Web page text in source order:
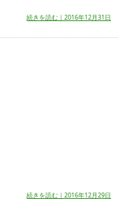
続きを読む｜2016年12月31日
続きを読む｜2016年12月29日